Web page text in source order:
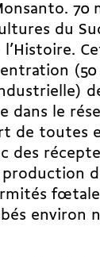
. 70
du
(50
dans le
de toutes
des
environ